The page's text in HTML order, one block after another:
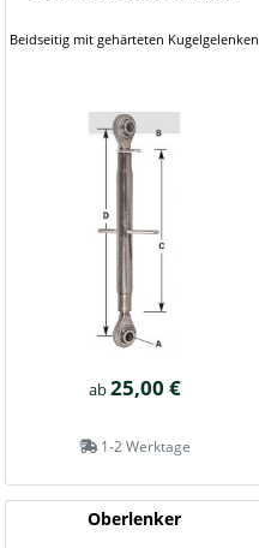
Beidseitig mit gehärteten Kugelgelenken
ab25,00 €
1-2 Werktage
Oberlenker